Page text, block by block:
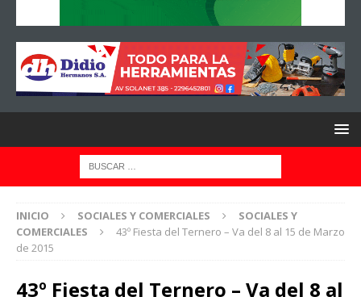
INICIO SOCIALES Y COMERCIALES
SOCIALES Y
COMERCIALES
43º Fiesta del Ternero – Va del 8 al 15 de Marzo
de 2015
43º Fiesta del Ternero – Va del 8 al